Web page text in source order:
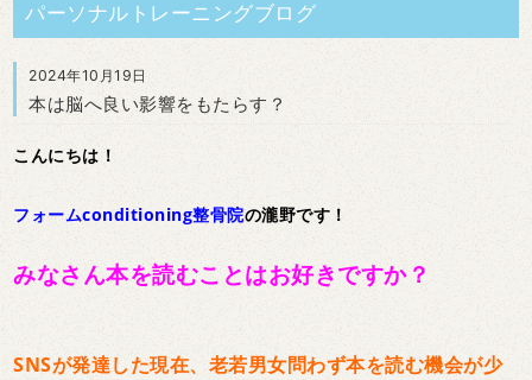
パーソナルトレーニングブログ
2024年10月19日
本は脳へ良い影響をもたらす？
こんにちは！
フォームconditioning整骨院の瀧野です！
みなさん本を読むことはお好きですか？
SNSが発達した現在、老若男女問わず本を読む機会が少